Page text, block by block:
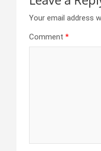
Your email address
Comment *